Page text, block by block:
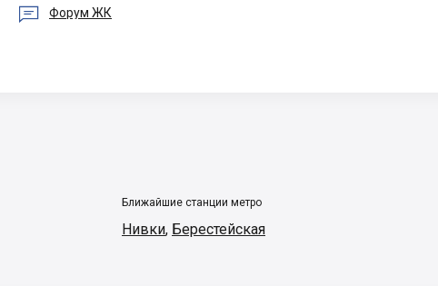
 Форум ЖК
Ближайшие станции метро
Нивки, Берестейская